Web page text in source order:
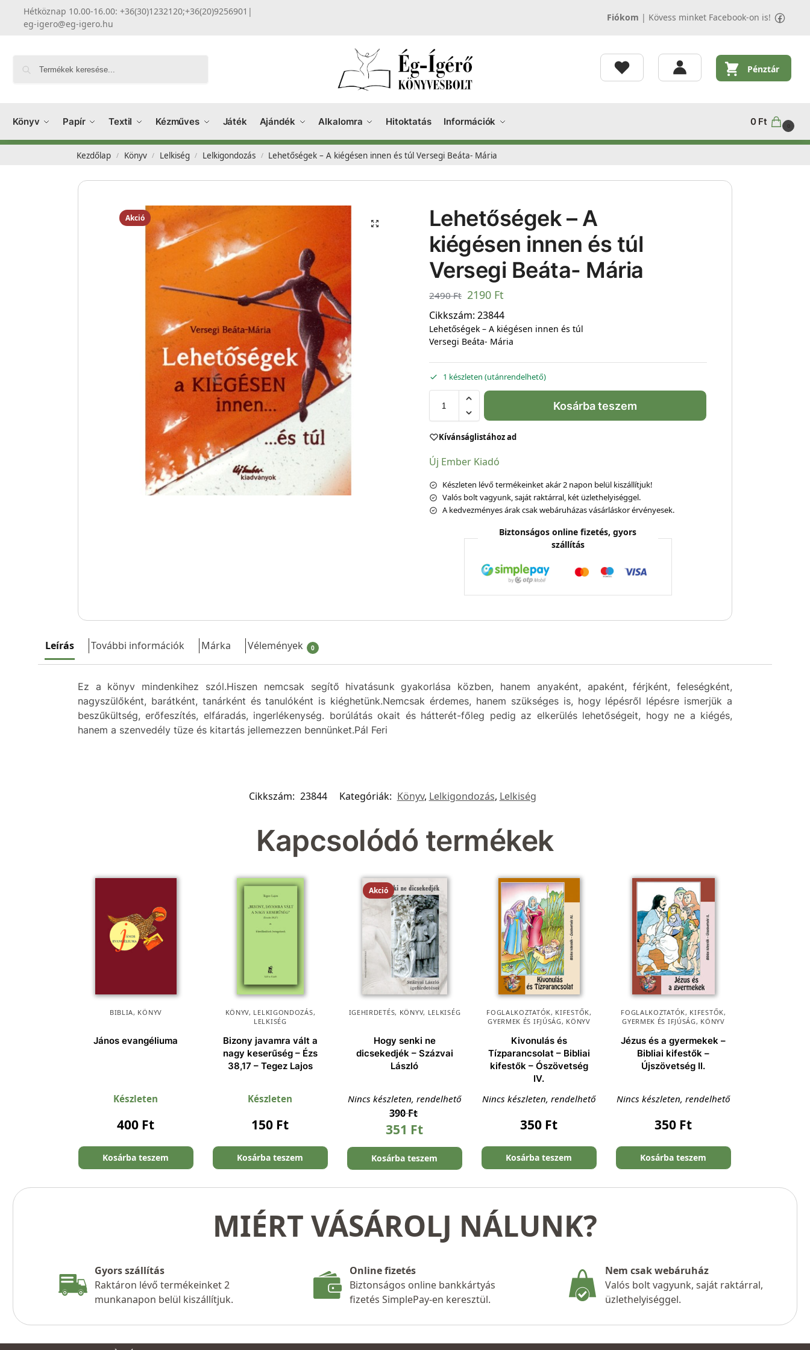
Hétköznap 10.00-16.00: +36(30)1232120;+36(20)9256901 |
eg-igero@eg-igero.hu
Fiókom | Kövess minket Facebook-on is!
Pénztár
Könyv Papír Textil Kézműves Játék Ajándék Alkalomra Hitoktatás Információk 0 Ft 0
Kezdőlap / Könyv / Lelkiség / Lelkigondozás / Lehetőségek – A kiégésen innen és túl Versegi Beáta- Mária
Akció
Lehetőségek – A
kiégésen innen és túl
Versegi Beáta- Mária
2490Ft 2190 Ft
Cikkszám: 23844
Lehetőségek – A kiégésen innen és túl
Versegi Beáta- Mária
1 készleten (utánrendelhető)
Kosárba teszem
Kívánságlistához ad
Új Ember Kiadó
Készleten lévő termékeinket akár 2 napon belül kiszállítjuk!
Valós bolt vagyunk, saját raktárral, két üzlethelyiséggel.
A kedvezményes árak csak webáruházas vásárláskor érvényesek.
Biztonságos online fizetés, gyors
szállítás
Leírás További információk Márka Vélemények 0
Ez a könyv mindenkihez szól.Hiszen nemcsak segítő hivatásunk gyakorlása közben, hanem anyaként, apaként, férjként, feleségként,
nagyszülőként, barátként, tanárként és tanulóként is kiéghetünk.Nemcsak érdemes, hanem szükséges is, hogy lépésről lépésre ismerjük a
beszűkültség, erőfeszítés, elfáradás, ingerlékenység. borúlátás okait és hátterét-főleg pedig az elkerülés lehetőségeit, hogy ne a kiégés,
hanem a szenvedély tüze és kitartás jellemezzen bennünket.Pál Feri
Cikkszám: 23844 Kategóriák: Könyv, Lelkigondozás, Lelkiség
Kapcsolódó termékek
BIBLIA, KÖNYV
János evangéliuma
Készleten
400 Ft
Kosárba teszem
KÖNYV, LELKIGONDOZÁS,
LELKISÉG
Bizony javamra vált a
nagy keserűség – Ézs
38,17 – Tegez Lajos
Készleten
150 Ft
Kosárba teszem
Akció
IGEHIRDETÉS, KÖNYV, LELKISÉG
Hogy senki ne
dicsekedjék – Százvai
László
Nincs készleten, rendelhető
390Ft
351 Ft
Kosárba teszem
FOGLALKOZTATÓK, KIFESTŐK,
GYERMEK ÉS IFJÚSÁG, KÖNYV
Kivonulás és
Tízparancsolat – Bibliai
kifestők – Ószövetség
IV.
Nincs készleten, rendelhető
350 Ft
Kosárba teszem
FOGLALKOZTATÓK, KIFESTŐK,
GYERMEK ÉS IFJÚSÁG, KÖNYV
Jézus és a gyermekek –
Bibliai kifestők –
Újszövetség II.
Nincs készleten, rendelhető
350 Ft
Kosárba teszem
MIÉRT VÁSÁROLJ NÁLUNK?
Gyors szállítás
Raktáron lévő termékeinket 2
munkanapon belül kiszállítjuk.
Online fizetés
Biztonságos online bankkártyás
fizetés SimplePay-en keresztül.
Nem csak webáruház
Valós bolt vagyunk, saját raktárral,
üzlethelyiséggel.